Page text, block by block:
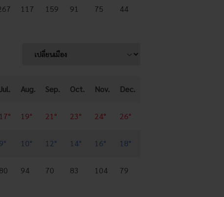
117 159 91 75 44
Jul. Aug. Sep. Oct. Nov. Dec.
17° 19° 21° 23° 24° 26°
9° 10° 12° 14° 16° 18°
80 94 70 83 104 79